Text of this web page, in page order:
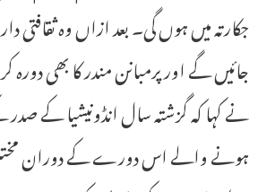
جکارتہ میں ہوں گی۔ بعد ازاں وہ ثقافتی
جائیں گے اور پرمبانن مندر کا بھی
نے کہا کہ گزشتہ سال انڈونیشیا کے صدر
ہونے والے اس دورے کے دوران